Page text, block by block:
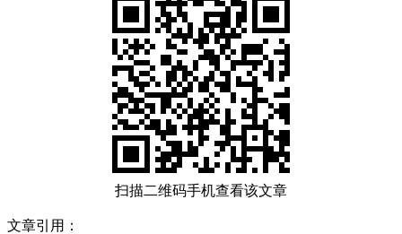
扫描二维码手机查看该文章
文章引用：